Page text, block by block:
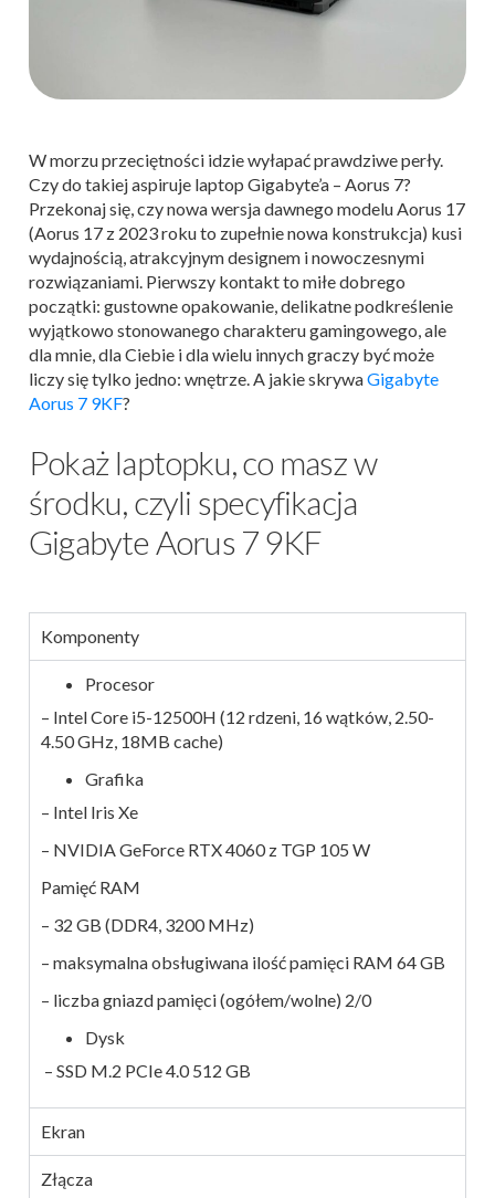
W morzu przeciętności idzie wyłapać prawdziwe perły.
Czy do takiej aspiruje laptop Gigabyte’a – Aorus 7?
Przekonaj się, czy nowa wersja dawnego modelu Aorus 17
(Aorus 17 z 2023 roku to zupełnie nowa konstrukcja) kusi
wydajnością, atrakcyjnym designem i nowoczesnymi
rozwiązaniami. Pierwszy kontakt to miłe dobrego
początki: gustowne opakowanie, delikatne podkreślenie
wyjątkowo stonowanego charakteru gamingowego, ale
dla mnie, dla Ciebie i dla wielu innych graczy być może
liczy się tylko jedno: wnętrze. A jakie skrywaGigabyte
Aorus 7 9KF?
Pokaż laptopku, co masz w
środku, czyli specyfikacja
Gigabyte Aorus 7 9KF
Komponenty
Procesor
– Intel Core i5-12500H (12 rdzeni, 16 wątków, 2.50-
4.50 GHz, 18MB cache)
Grafika
– Intel Iris Xe
– NVIDIA GeForce RTX 4060 z TGP 105 W
Pamięć RAM
– 32 GB (DDR4, 3200 MHz)
– maksymalna obsługiwana ilość pamięci RAM 64 GB
– liczba gniazd pamięci (ogółem/wolne) 2/0
Dysk
– SSD M.2 PCIe 4.0 512 GB
Ekran
Złącza